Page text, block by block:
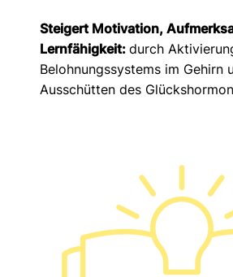
Steigert Motivation,
Lernfähigkeit:durch
Belohnungssystems im Gehirn
Ausschütten des